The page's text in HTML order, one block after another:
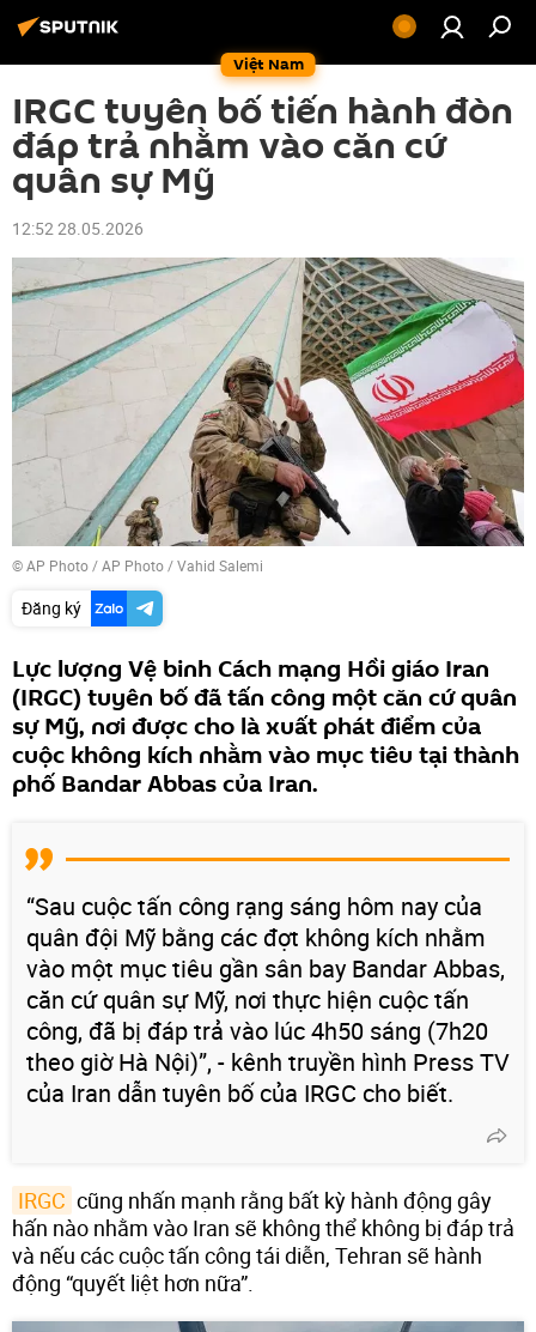
Việt Nam
IRGC tuyên bố tiến hành đòn
đáp trả nhằm vào căn cứ
quân sự Mỹ
12:52 28.05.2026
© AP Photo / AP Photo / Vahid Salemi
Đăng ký
Lực lượng Vệ binh Cách mạng Hồi giáo Iran
(IRGC) tuyên bố đã tấn công một căn cứ quân
sự Mỹ, nơi được cho là xuất phát điểm của
cuộc không kích nhằm vào mục tiêu tại thành
phố Bandar Abbas của Iran.
“Sau cuộc tấn công rạng sáng hôm nay của
quân đội Mỹ bằng các đợt không kích nhằm
vào một mục tiêu gần sân bay Bandar Abbas,
căn cứ quân sự Mỹ, nơi thực hiện cuộc tấn
công, đã bị đáp trả vào lúc 4h50 sáng (7h20
theo giờ Hà Nội)”, - kênh truyền hình Press TV
của Iran dẫn tuyên bố của IRGC cho biết.
IRGC cũng nhấn mạnh rằng bất kỳ hành động gây
hấn nào nhằm vào Iran sẽ không thể không bị đáp trả
và nếu các cuộc tấn công tái diễn, Tehran sẽ hành
động “quyết liệt hơn nữa”.